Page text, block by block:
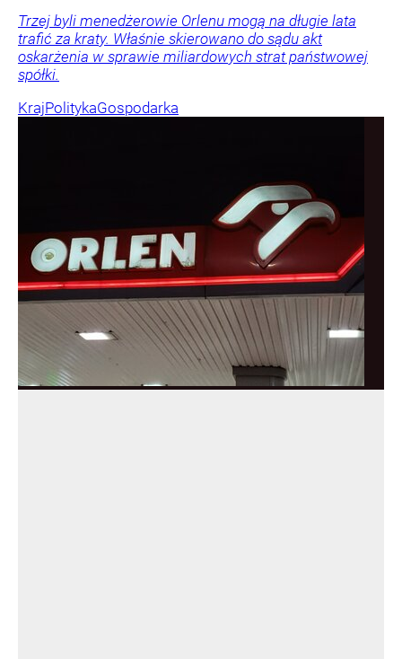
Trzej byli menedżerowie Orlenu mogą na długie lata
trafić za kraty. Właśnie skierowano do sądu akt
oskarżenia w sprawie miliardowych strat państwowej
spółki.
KrajPolitykaGospodarka